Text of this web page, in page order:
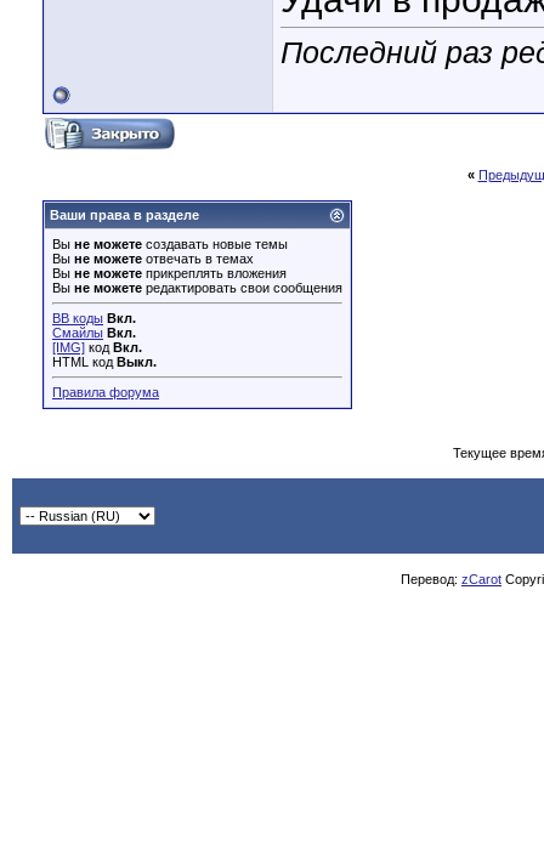
Последний раз
«
Ваши права в разделе
Вы не можете создавать новые темы
Вы не можете отвечать в темах
Вы не можете прикреплять вложения
Вы не можете редактировать свои сообщения
BB коды Вкл.
Смайлы Вкл.
[IMG] код Вкл.
HTML код Выкл.
Правила форума
Текущее
Перевод: zCarot